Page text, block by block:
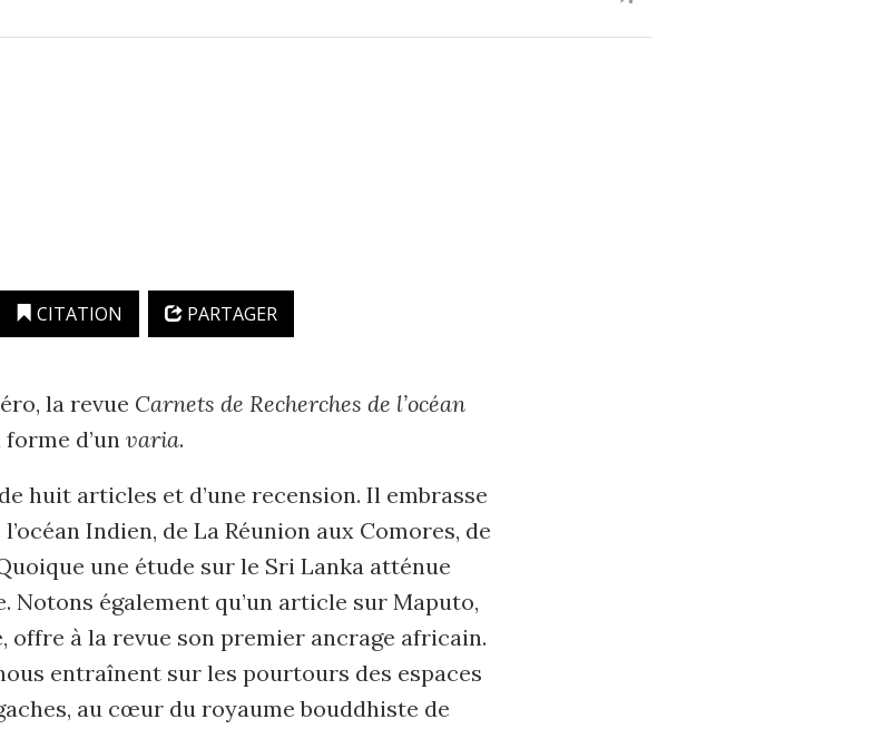
CITATION PARTAGER
la revue Carnets de Recherches de l’océan
d’unvaria.
huit articles et d’une recension. Il embrasse
Indien, de La Réunion aux Comores, de
une étude sur le Sri Lanka atténue
Notons également qu’un article sur Maputo,
offre à la revue son premier ancrage africain.
entraînent sur les pourtours des espaces
au cœur du royaume bouddhiste de